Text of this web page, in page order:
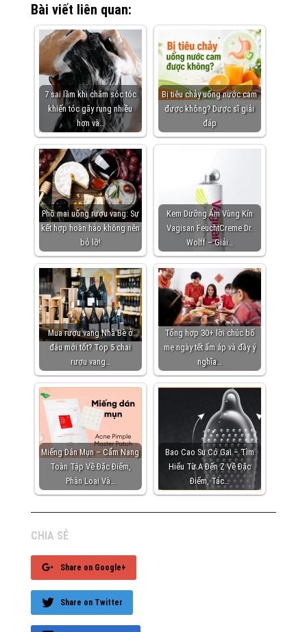
Bài viết liên quan:
7 sai lầm khi chăm sóc tóc
khiến tóc gãy rụng nhiều
hơn và…
Bị tiêu chảy uống nước cam
được không? Dược sĩ giải
đáp
Phô mai uống rượu vang: Sự
kết hợp hoàn hảo không nên
bỏ lỡ!
Kem Dưỡng Ẩm Vùng Kín
Vagisan FeuchtCreme Dr.
Wolff – Giải…
Mua rượu vang Nhà Bè ở
đâu mới tốt? Top 5 chai
rượu vang…
Tổng hợp 30+ lời chúc bố
mẹ ngày tết ấm áp và đầy ý
nghĩa…
Miếng Dán Mụn – Cẩm Nang
Toàn Tập Về Đặc Điểm,
Phân Loại Và…
Bao Cao Su Có Gai – Tìm
Hiểu Từ A Đến Z Về Đặc
Điểm, Tác…
CHIA SẺ
Share on Google+
Share on Twitter